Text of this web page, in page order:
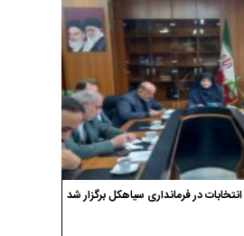
در فرمانداری سیاهکل برگزار شد